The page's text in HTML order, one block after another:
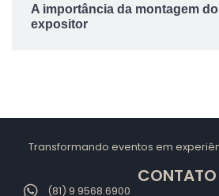
A importância da montagem
expositor
Transformando eventos em
CONTATO
(81) 9 9568.6900